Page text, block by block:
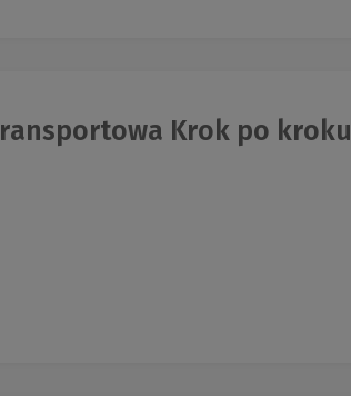
Krok po kroku